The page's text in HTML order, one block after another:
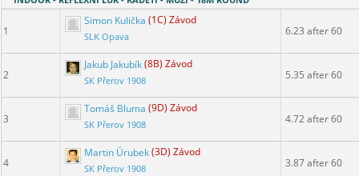
1
Simon Kulička (1C) Závod
SLK Opava 6.23 after 60
2
Jakub Jakubík(8B) Závod
SK Přerov 1908 5.35 after 60
3
Tomáš Bluma (9D) Závod
SK Přerov 1908 4.72 after 60
4
Martin Úrubek(3D) Závod
SK Přerov 1908 3.87 after 60